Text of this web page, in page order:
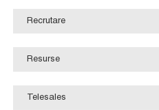
Recrutare
Resurse
Telesales